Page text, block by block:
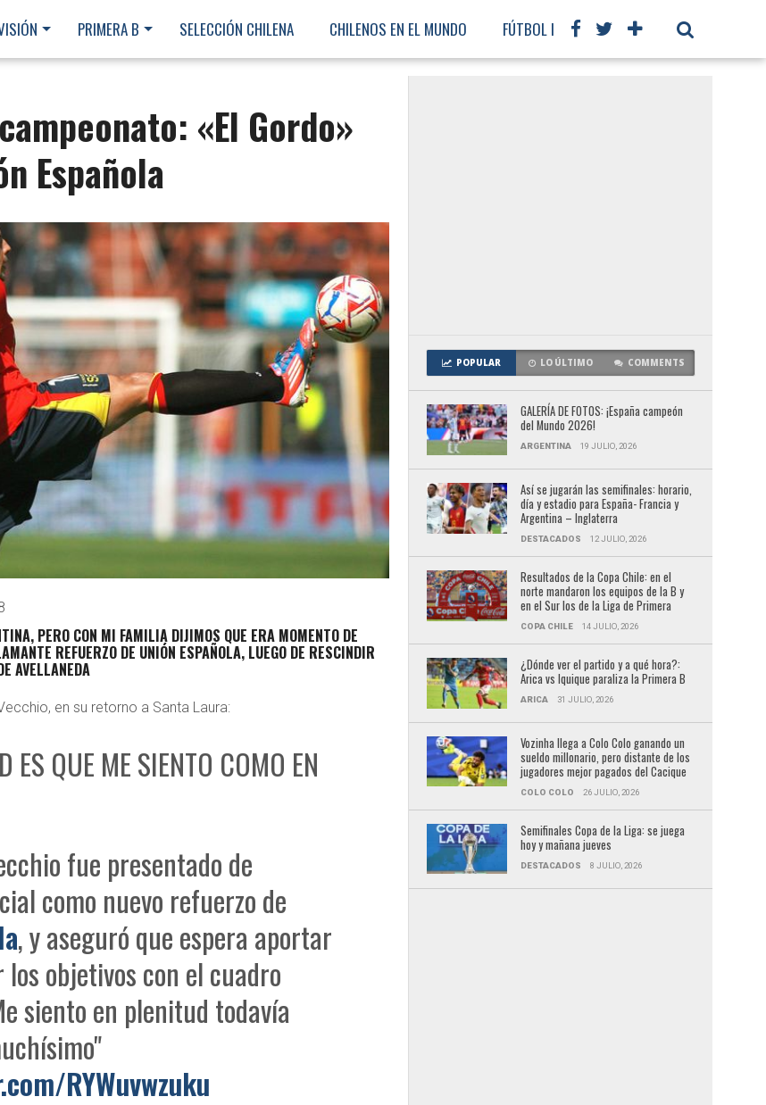
PRIMERA B SELECCIÓN CHILENA CHILENOS EN EL MUNDO FÚTBOL INTERNACIONAL
«El Gordo»
Española
PERO CON MI FAMILIA DIJIMOS QUE ERA MOMENTO DE
REFUERZO DE UNIÓN ESPAÑOLA, LUEGO DE RESCINDIR
AVELLANEDA
en su retorno a Santa Laura:
ES QUE ME SIENTO COMO EN
fue presentado de
como nuevo refuerzo de
, y aseguró que espera aportar
objetivos con el cuadro
siento en plenitud todavía
RYWuvwzuku
POPULAR LO ÚLTIMO COMMENTS
GALERÍA DE FOTOS: ¡España campeón
del Mundo 2026!
ARGENTINA 19 JULIO, 2026
Así se jugarán las semifinales: horario,
día y estadio para España- Francia y
Argentina – Inglaterra
DESTACADOS 12 JULIO, 2026
Resultados de la Copa Chile: en el
norte mandaron los equipos de la B y
en el Sur los de la Liga de Primera
COPA CHILE 14 JULIO, 2026
¿Dónde ver el partido y a qué hora?:
Arica vs Iquique paraliza la Primera B
ARICA 31 JULIO, 2026
Vozinha llega a Colo Colo ganando un
sueldo millonario, pero distante de los
jugadores mejor pagados del Cacique
COLO COLO 26 JULIO, 2026
Semifinales Copa de la Liga: se juega
hoy y mañana jueves
DESTACADOS 8 JULIO, 2026